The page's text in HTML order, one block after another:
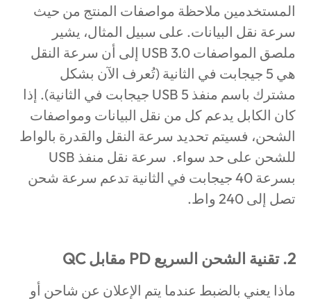
المستخدمين ملاحظة مواصفات المنتج من حيث
سرعة نقل البيانات. على سبيل المثال، يشير
ملصق المواصفات USB 3.0 إلى أن سرعة النقل
هي 5 جيجابت في الثانية (تُعرف الآن بشكل
مشترك باسم منفذ USB 5 جيجابت في الثانية). إذا
كان الكابل يدعم كل من نقل البيانات ومواصفات
الشحن، فسيتم تحديد سرعة النقل والقدرة بالواط
للشحن على حد سواء. سرعة نقل منفذ USB
بسرعة 40 جيجابت في الثانية تدعم سرعة شحن
تصل إلى 240 واط.
2. تقنية الشحن السريع PD مقابل QC
ماذا يعني بالضبط عندما يتم الإعلان عن شاحن أو